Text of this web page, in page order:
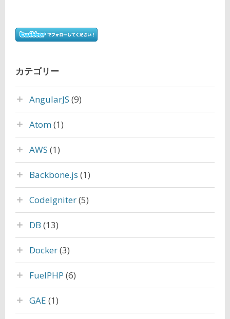
カテゴリー
AngularJS (9)
Atom(1)
AWS (1)
Backbone.js (1)
CodeIgniter(5)
DB (13)
Docker(3)
FuelPHP (6)
GAE (1)